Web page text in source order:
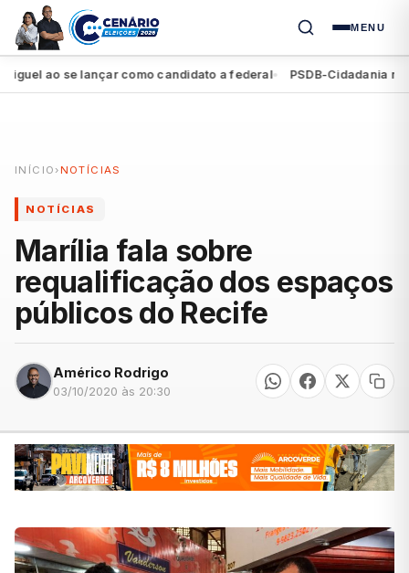
MENU
ao se lançar como candidato a federal● PSDB-Cidadania
INÍCIO › NOTÍCIAS
NOTÍCIAS
Marília fala sobre
requalificação dos espaços
públicos do Recife
Américo Rodrigo
03/10/2020 às 20:30